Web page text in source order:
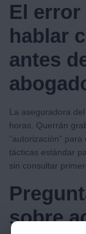
El error
hablar
antes
La aseguradora
horas. Querrán
“autorización”
tácticas estándar
sin consultar
sobre